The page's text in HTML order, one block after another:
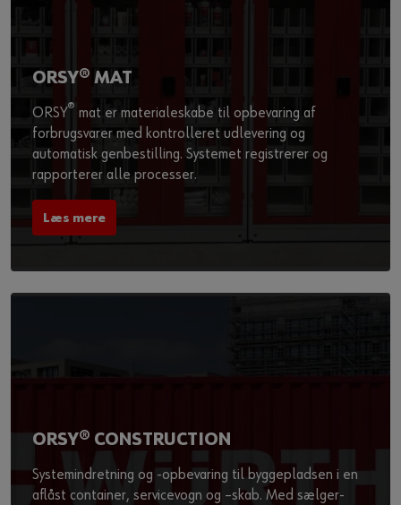
ORSY® MAT
ORSY® mat er materialeskabe til opbevaring af
forbrugsvarer med kontrolleret udlevering og
automatisk genbestilling. Systemet registrerer og
rapporterer alle processer.
Læs mere
ORSY® CONSTRUCTION
Systemindretning og -opbevaring til byggepladsen i en
aflåst container, servicevogn og –skab. Med sælger-